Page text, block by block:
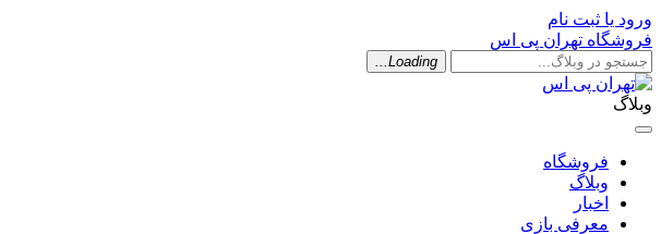
ورود یا ثبت نام
فروشگاه تهران پی اس
Loading...
وبلاگ
فروشگاه
وبلاگ
اخبار
معرفی بازی